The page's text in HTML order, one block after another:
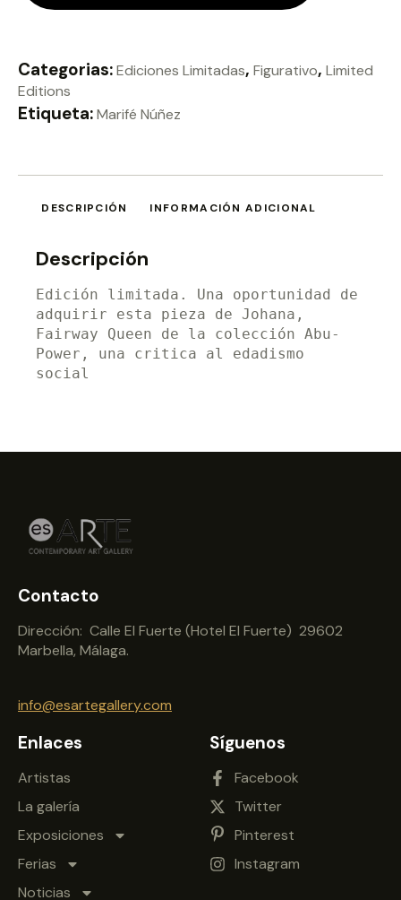
Categorias:Ediciones Limitadas, Figurativo, Limited
Editions
Etiqueta:Marifé Núñez
DESCRIPCIÓN INFORMACIÓN ADICIONAL
Descripción
Edición limitada. Una oportunidad de
adquirir esta pieza de Johana,
Fairway Queen de la colección Abu-
Power, una critica al edadismo
social
Contacto
Dirección: Calle El Fuerte (Hotel El Fuerte) 29602
Marbella, Málaga.
info@esartegallery.com
Enlaces
Artistas
La galería
Exposiciones
Ferias
Noticias
Síguenos
Facebook
Twitter
Pinterest
Instagram